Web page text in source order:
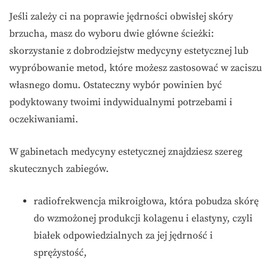
Jeśli zależy ci na poprawie jędrności obwisłej skóry
brzucha, masz do wyboru dwie główne ścieżki:
skorzystanie z dobrodziejstw medycyny estetycznej lub
wypróbowanie metod, które możesz zastosować w zaciszu
własnego domu. Ostateczny wybór powinien być
podyktowany twoimi indywidualnymi potrzebami i
oczekiwaniami.
W gabinetach medycyny estetycznej znajdziesz szereg
skutecznych zabiegów.
radiofrekwencja mikroigłowa, która pobudza skórę
do wzmożonej produkcji kolagenu i elastyny, czyli
białek odpowiedzialnych za jej jędrność i
sprężystość,